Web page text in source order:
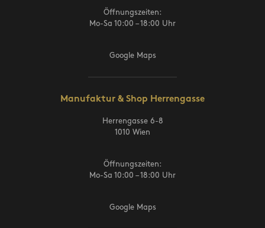
Öffnungszeiten:
Mo-Sa 10:00 – 18:00 Uhr
Google Maps
Manufaktur & Shop Herrengasse
Herrengasse 6-8
1010 Wien
Öffnungszeiten:
Mo-Sa 10:00 – 18:00 Uhr
Google Maps